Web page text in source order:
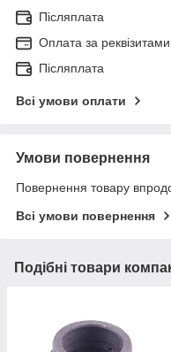
Післяплата
Оплата за реквізитами
Післяплата
Всі умови оплати
Умови повернення
Повернення товару
Всі умови повернення
Подібні товари